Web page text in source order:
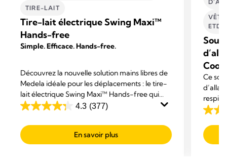
TIRE-LAIT
Tire-lait électrique Swing Maxi™
Hands-free
Simple. Efficace. Hands-free.
Découvrez la nouvelle solution mains libres de
Medela idéale pour les déplacements : le tire-
lait électrique Swing Maxi™ Hands-free qui
maximise votre confort et vous permet d’être
4.3 (377)
4.3
sur
5
En savoir plus
Ce
et
4.3
sur
5